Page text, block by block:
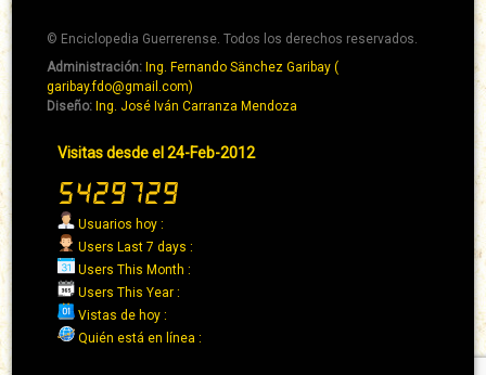
© Enciclopedia Guerrerense. Todos los derechos reservados.
Pie
de
→
Abaixo
Administración: Ing. Fernando Sänchez Garibay (
garibay.fdo@gmail.com)
Diseño: Ing. José Iván Carranza Mendoza
de
página
→
Derecha
Visitas desde el 24-Feb-2012
Usuarios hoy :
Users Last 7 days :
Users This Month :
Users This Year :
Vistas de hoy :
Quién está en línea :